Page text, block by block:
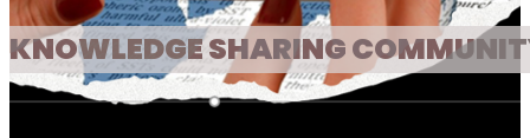
KNOWLEDGE SHARING